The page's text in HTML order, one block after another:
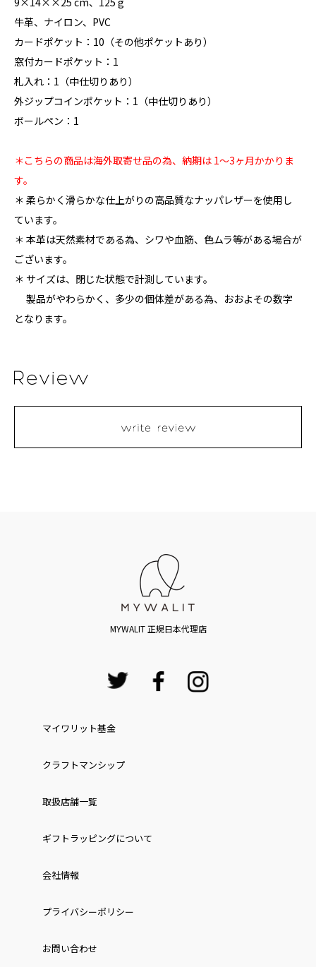
牛革、ナイロン、PVC
カードポケット：10（その他ポケットあり）
窓付カードポケット：1
札入れ：1（中仕切りあり）
外ジップコインポケット：1（中仕切りあり）
ボールペン：1
＊こちらの商品は海外取寄せ品の為、納期は 1〜3ヶ月かかりま
す。
＊ 柔らかく滑らかな仕上がりの高品質なナッパレザーを使用し
ています。
＊ 本革は天然素材である為、シワや血筋、色ムラ等がある場合が
ございます。
＊ サイズは、閉じた状態で計測しています。
製品がやわらかく、多少の個体差がある為、おおよその数字
となります。
MYWALIT 正規日本代理店
マイワリット基金
クラフトマンシップ
取扱店舗一覧
ギフトラッピングについて
会社情報
プライバシーポリシー
お問い合わせ